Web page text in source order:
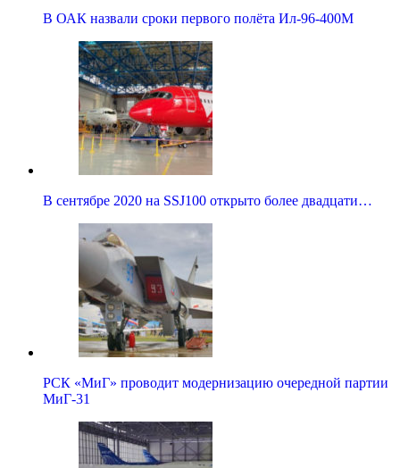
В ОАК назвали сроки первого полёта Ил-96-400М
В сентябре 2020 на SSJ100 открыто более двадцати…
РСК «МиГ» проводит модернизацию очередной партии
МиГ-31